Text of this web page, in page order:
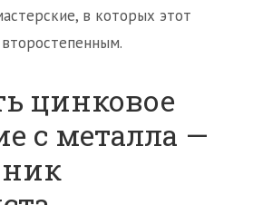
в которых этот
цинковое
с металла —